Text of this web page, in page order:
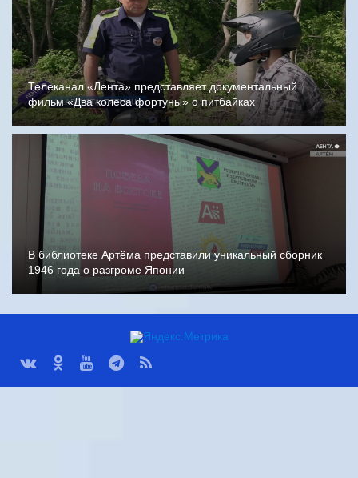
Телеканал «Лента» представляет документальный
фильм «Два колеса фортуны» о питбайках
В библиотеке Артёма представили уникальный сборник
1946 года о разгроме Японии